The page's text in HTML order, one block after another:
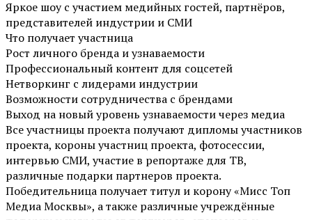
Яркое шоу с участием медийных гостей, партнёров,
представителей индустрии и СМИ
Что получает участница
Рост личного бренда и узнаваемости
Профессиональный контент для соцсетей
Нетворкинг с лидерами индустрии
Возможности сотрудничества с брендами
Выход на новый уровень узнаваемости через медиа
Все участницы проекта получают дипломы участников
проекта, короны участниц проекта, фотосессии,
интервью СМИ, участие в репортаже для ТВ,
различные подарки партнеров проекта.
Победительница получает титул и корону «Мисс Топ
Медиа Москвы», а также различные учреждённые